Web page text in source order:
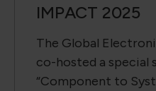
IMPACT 2025
The Global
co-hosted a special
“Component to